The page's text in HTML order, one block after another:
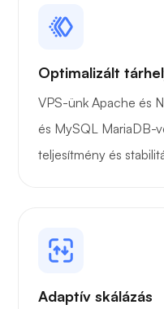
Hordár
Optimalizált
VPS-ünk Apache és
és MySQL MariaDB-
teljesítmény és
Adaptív skálázás